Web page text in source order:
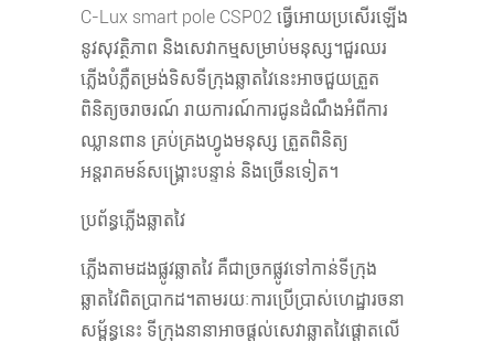
C-Lux smart pole CSP02 ធ្វើអោយប្រសើរឡើង
នូវសុវត្ថិភាព និងសេវាកម្មសម្រាប់មនុស្ស។ជួរឈរ
ភ្លើងបំភ្លឺតម្រង់ទិសទីក្រុងឆ្លាតវៃនេះអាចជួយត្រួត
ពិនិត្យចរាចរណ៍ រាយការណ៍ការជូនដំណឹងអំពីការ
ឈ្លានពាន គ្រប់គ្រងហ្វូងមនុស្ស ត្រួតពិនិត្យ
អន្តរាគមន៍សង្គ្រោះបន្ទាន់ និងច្រើនទៀត។
ប្រព័ន្ធភ្លើងឆ្លាតវៃ
ភ្លើងតាមដងផ្លូវឆ្លាតវៃ គឺជាច្រកផ្លូវទៅកាន់ទីក្រុង
ឆ្លាតវៃពិតប្រាកដ។តាមរយៈការប្រើប្រាស់ហេដ្ឋារចនា
សម្ព័ន្ធនេះ ទីក្រុងនានាអាចផ្តល់សេវាឆ្លាតវៃផ្តោតលើ